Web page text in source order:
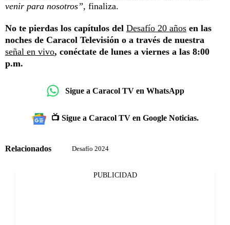
venir para nosotros”, finaliza.
No te pierdas los capítulos del Desafío 20 años en las
noches de Caracol Televisión o a través de nuestra
señal en vivo, conéctate de lunes a viernes a las 8:00
p.m.
Sigue a Caracol TV en WhatsApp
📺 Sigue a Caracol TV en Google Noticias.
Relacionados Desafío 2024
PUBLICIDAD